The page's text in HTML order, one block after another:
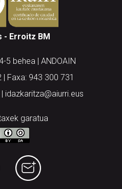
- Erroitz BM
5 behea | ANDOAIN
Faxa: 943 300 731
idazkaritza@aiurri.eus
garatua